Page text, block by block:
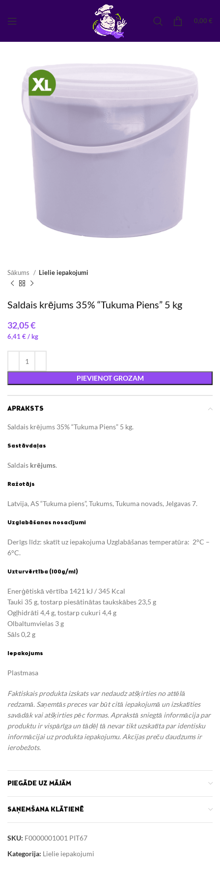
0,00 €
Sākums Lielie iepakojumi
Saldais krējums 35% “Tukuma Piens” 5 kg
€
6,41 €/
PIEVIENOT GROZAM
APRAKSTS
Saldais krējums 35% “Tukuma Piens” 5 kg.
Sastāvdaļas
Saldais krējums.
Ražotājs
Latvija, AS “Tukuma piens”, Tukums, Tukuma novads, Jelgavas 7.
Uzglabāšanas nosacījumi
Derīgs līdz: skatīt uz iepakojuma Uzglabāšanas temperatūra: 2°C –
6°C.
Uzturvērtība (100g/ml)
Enerģētiskā vērtība 1421 kJ / 345 Kcal
Tauki 35 g, tostarp piesātinātas taukskābes 23,5 g
Ogļhidrāti 4,4 g, tostarp cukuri 4,4 g
Olbaltumvielas 3 g
Sāls 0,2 g
Iepakojums
Plastmasa
Faktiskais produkta izskats var nedaudz atšķirties no attēlā
redzamā. Saņemtās preces var būt citā iepakojumā un izskatīties
savādāk vai atšķirties pēc formas. Aprakstā sniegtā informācija par
produktu ir vispārīga un tādēļ tā nevar tikt uzskatīta par identisku
informācijai uz produkta iepakojumu. Akcijas preču daudzums ir
ierobežots.
PIEGĀDE UZ MĀJĀM
SAŅEMŠANA KLĀTIENĒ
SKU: F0000001001 PIT67
Kategorija: Lielie iepakojumi